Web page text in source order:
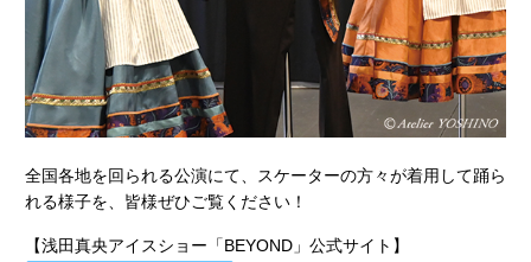
全国各地を回られる公演にて、スケーターの方々が着用して踊ら
れる様子を、皆様ぜひご覧ください！
【浅田真央アイスショー「BEYOND」公式サイト】